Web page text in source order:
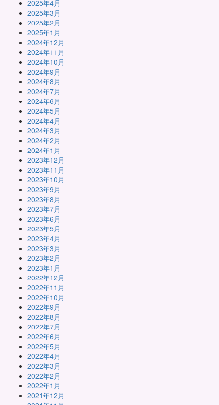
2025年4月
2025年3月
2025年2月
2025年1月
2024年12月
2024年11月
2024年10月
2024年9月
2024年8月
2024年7月
2024年6月
2024年5月
2024年4月
2024年3月
2024年2月
2024年1月
2023年12月
2023年11月
2023年10月
2023年9月
2023年8月
2023年7月
2023年6月
2023年5月
2023年4月
2023年3月
2023年2月
2023年1月
2022年12月
2022年11月
2022年10月
2022年9月
2022年8月
2022年7月
2022年6月
2022年5月
2022年4月
2022年3月
2022年2月
2022年1月
2021年12月